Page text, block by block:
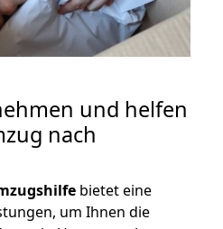
und helfen
nach
bietet eine
um Ihnen die